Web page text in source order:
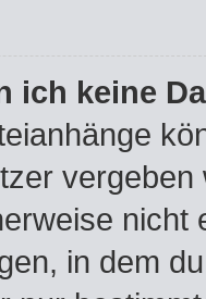
ich keine
nicht
in dem